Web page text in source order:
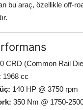
bu araç, özellikle off-
CRD (Common Rail
1968 cc
140 HP @ 3750 rpm
350 Nm @ 1750-